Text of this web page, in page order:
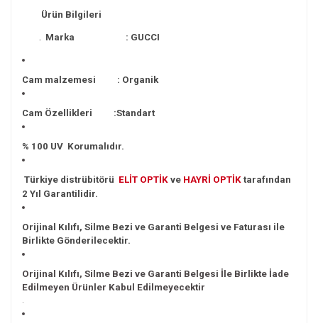
Ürün Bilgileri
. Marka : GUCCI
Cam malzemesi : Organik
Cam Özellikleri :Standart
% 100 UV Korumalıdır.
Türkiye distrübitörü ELİT OPTİK ve HAYRİ OPTİK tarafından
2 Yıl Garantilidir.
Orijinal Kılıfı, Silme Bezi ve Garanti Belgesi ve Faturası ile
Birlikte Gönderilecektir.
Orijinal Kılıfı, Silme Bezi ve Garanti Belgesi İle Birlikte İade
Edilmeyen Ürünler Kabul Edilmeyecektir
.